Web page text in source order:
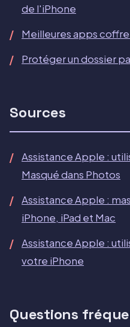
de l'iPhone
Meilleures apps
Protéger un dossier
Sources
Assistance Apple :
Masqué dans Photos
Assistance Apple :
iPhone, iPad et Mac
Assistance Apple :
votre iPhone
Questions